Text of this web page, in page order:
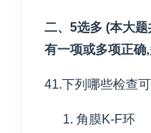
二、 5选多 (本大题
有一项或多项正确,
41.下列哪些检查
角膜K-F环